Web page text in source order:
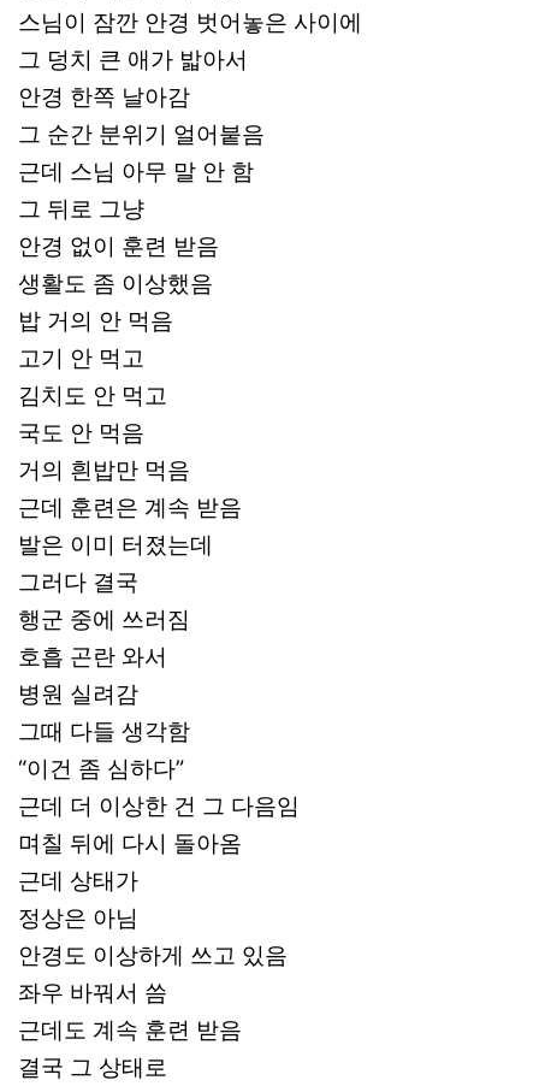
스님이 잠깐 안경 벗어놓은 사이에
그 덩치 큰 애가 밟아서
안경 한쪽 날아감
그 순간 분위기 얼어붙음
근데 스님 아무 말 안 함
그 뒤로 그냥
안경 없이 훈련 받음
생활도 좀 이상했음
밥 거의 안 먹음
고기 안 먹고
김치도 안 먹고
국도 안 먹음
거의 흰밥만 먹음
근데 훈련은 계속 받음
발은 이미 터졌는데
그러다 결국
행군 중에 쓰러짐
호흡 곤란 와서
병원 실려감
그때 다들 생각함
“이건 좀 심하다”
근데 더 이상한 건 그 다음임
며칠 뒤에 다시 돌아옴
근데 상태가
정상은 아님
안경도 이상하게 쓰고 있음
좌우 바꿔서 씀
근데도 계속 훈련 받음
결국 그 상태로